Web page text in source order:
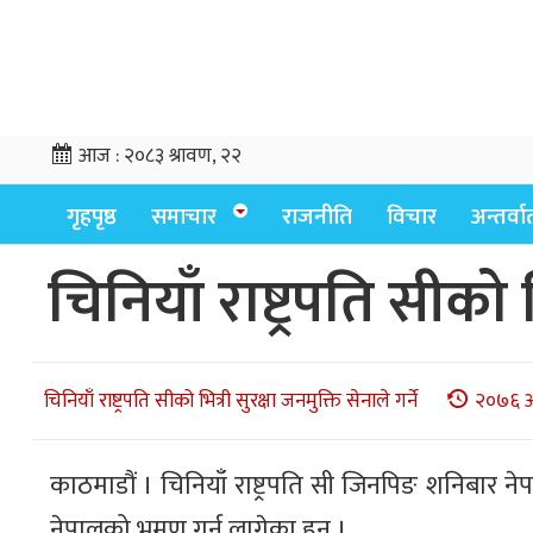
आज :२०८३ श्रावण, २२
गृहपृष्ठ समाचार राजनीति विचार
चिनियाँ राष्ट्रपति
चिनियाँ राष्ट्रपति सीको भित्री सुरक्षा जनमुक्ति सेनाले गर्ने २०७६
काठमाडौं । चिनियाँ राष्ट्रपति सी जिनपिङ